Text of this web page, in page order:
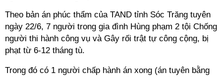
Theo bản án phúc thẩm của TAND tỉnh Sóc Trăng tuyên
ngày 22/6, 7 người trong gia đình Hùng phạm 2 tội Chống
người thi hành công vụ và Gây rối trật tự công cộng, bị
phạt từ 6-12 tháng tù.
Trong đó có 1 người chấp hành án xong (án tuyên bằng